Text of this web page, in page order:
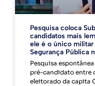
Pesquisa coloca
candidatos mais
ele é o único
Segurança Pública
Pesquisa
pré-candidato entre
eleitorado da capita